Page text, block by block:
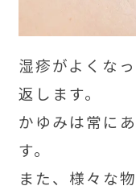
湿疹がよくな
返します。
かゆみは常に
す。
また、様々な